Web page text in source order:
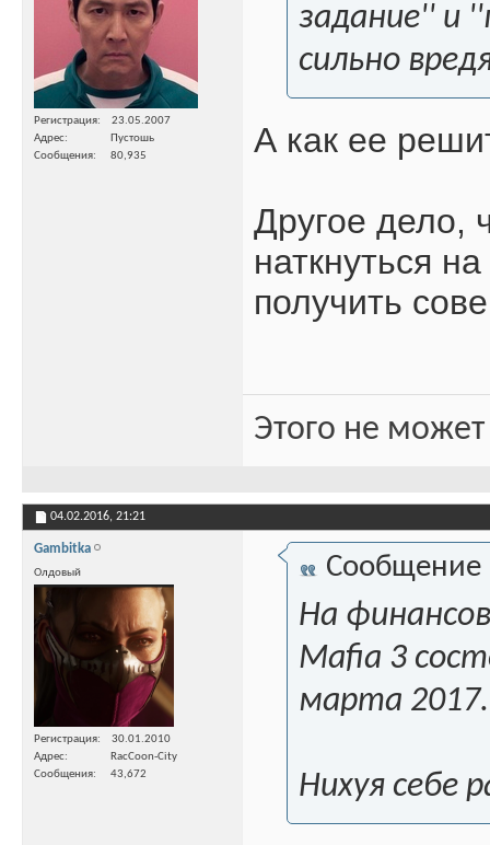
Регистрация
23.05.2007
Адрес
Пустошь
Сообщения
80,935
задание'' и
сильно
А как ее
Другое дело,
наткнуться
получить
Этого не
04.02.2016, 21:21
Gambitka
Олдовый
Регистрация
30.01.2010
Адрес
RacCoon-City
Сообщения
43,672
Сообщение
На
Mafia 3
марта 2017.
Нихуя себе